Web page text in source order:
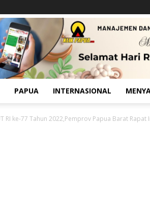
PAPUA INTERNASIONAL
RI ke-77 Tahun 2022,Pemprov Papua Barat Rapat